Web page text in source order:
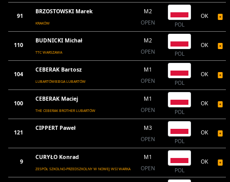
91
BRZOSTOWSKI Marek
KRAKÓW
M2
OPEN
POL
OK
110
BUDNICKI Michał
TTC WARSZAWA
M2
OPEN
POL
OK
104
CEBERAK Bartosz
LUBARTÓWBIEGA LUBARTÓW
M1
OPEN
POL
OK
100
CEBERAK Maciej
THE CEBERAK BROTHER LUBARTÓW
M1
OPEN
POL
OK
121
CIPPERT Paweł
M3
OPEN
POL
OK
9
CURYŁO Konrad
ZESPÓŁ SZKOLNO-PRZEDSZKOLNY W NOWEJ WSI WARKA
M1
OPEN
POL
OK